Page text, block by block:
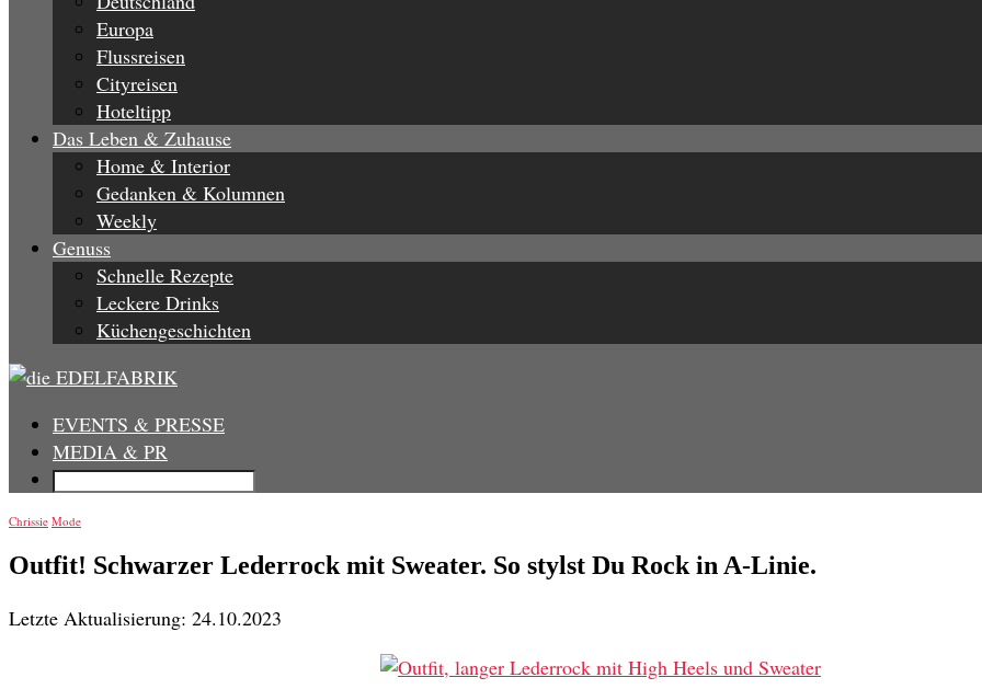
Europa
Flussreisen
Cityreisen
Hoteltipp
Das Leben & Zuhause
Home & Interior
Gedanken & Kolumnen
Weekly
Genuss
Schnelle Rezepte
Leckere Drinks
Küchengeschichten
EVENTS & PRESSE
MEDIA & PR
Chrissie Mode
Outfit! Schwarzer Lederrock mit Sweater. So stylst Du Rock in A-Linie.
Letzte Aktualisierung: 24.10.2023